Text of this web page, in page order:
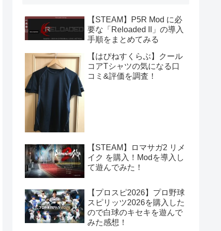
【STEAM】P5R Mod に必
要な「Reloaded II」の導入
手順をまとめてみる
【はぴねすくらぶ】クール
コアTシャツの気になる口
コミ&評価を調査！
【STEAM】ロマサガ2 リメ
イク を購入！Modを導入し
て遊んでみた！
【プロスピ2026】プロ野球
スピリッツ2026を購入した
ので白球のキセキを遊んで
みた感想！